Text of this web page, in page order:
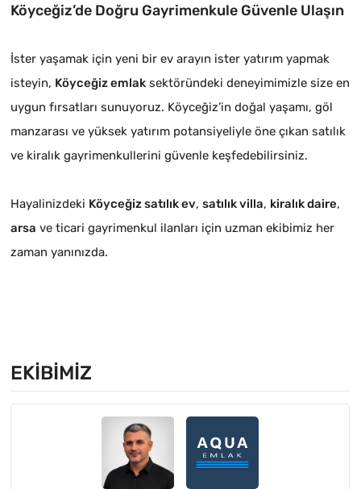
Köyceğiz’de Doğru Gayrimenkule Güvenle Ulaşın
İster yaşamak için yeni bir ev arayın ister yatırım yapmak
isteyin, Köyceğiz emlak sektöründeki deneyimimizle size en
uygun fırsatları sunuyoruz. Köyceğiz’in doğal yaşamı, göl
manzarası ve yüksek yatırım potansiyeliyle öne çıkan satılık
ve kiralık gayrimenkullerini güvenle keşfedebilirsiniz.
Hayalinizdeki Köyceğiz satılık ev,satılık villa, kiralık daire,
arsa ve ticari gayrimenkul ilanları için uzman ekibimiz her
zaman yanınızda.
EKIBIMIZ